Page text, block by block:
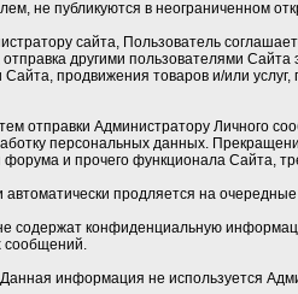
не публикуются в неограниченном
сайта, Пользователь
другими пользователями
продвижения товаров и/или
отправки Администратору Личного
персональных данных.
и прочего функционала Сайта,
продляется на
содержат конфиденциальную
сообщений.
информация не используется